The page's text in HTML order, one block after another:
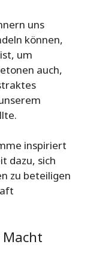
uns
können,
um
auch,
inspiriert
dazu, sich
zu beteiligen